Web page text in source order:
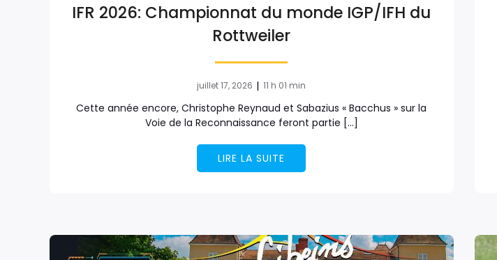
IFR 2026: Championnat du monde IGP/IFH du
Rottweiler
juillet 17, 2026 | 11 h 01 min
Cette année encore, Christophe Reynaud et Sabazius « Bacchus » sur la
Voie de la Reconnaissance feront partie […]
LIRE LA SUITE